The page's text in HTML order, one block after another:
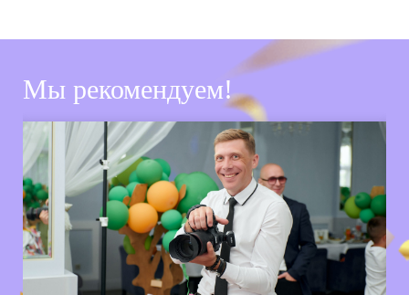
Мы рекомендуем!